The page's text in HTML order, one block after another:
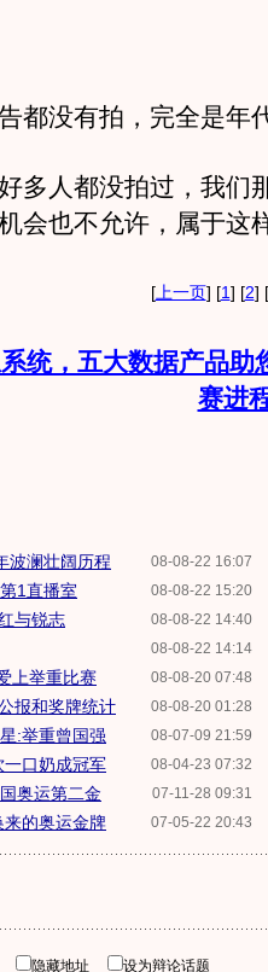
没有拍，完全是年
人都没拍过，我们
会也不允许，属于这
[上一页] [1] [2]
统，五大数据产品助
赛进
08-08-22 16:07
波澜壮阔历程
08-08-22 15:20
1直播室
08-08-22 14:40
与锐志
08-08-22 14:14
08-08-20 07:48
上举重比赛
08-08-20 01:28
报和奖牌统计
08-07-09 21:59
:举重曾国强
08-04-23 07:32
口奶成冠军
07-11-28 09:31
奥运第二金
07-05-22 20:43
的奥运金牌
隐藏地址
设为辩论话题